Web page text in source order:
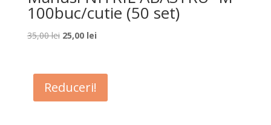
100buc/cutie (50 set)
35,00lei Prețul
fost:
35,00 lei.
25,00 leiPrețul
25,00 lei.
Reduceri!